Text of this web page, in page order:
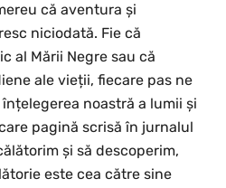
că aventura și
niciodată. Fie că
al Mării Negre sau că
ale vieții, fiecare pas ne
noastră a lumii și
pagină scrisă în jurnalul
și să descoperim,
este cea către sine